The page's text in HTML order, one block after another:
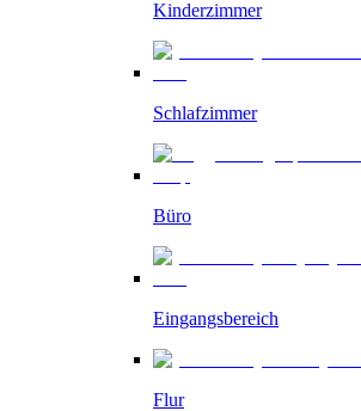
Kinderzimmer
Schlafzimmer
Büro
Eingangsbereich
Flur